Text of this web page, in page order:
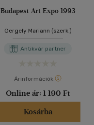
Budapest Art Expo 1993
Gergely Mariann (szerk.)
Antikvár partner
Árinformációk
Online ár: 1 190 Ft
Kosárba